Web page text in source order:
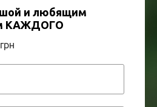
и любящим
КАЖДОГО